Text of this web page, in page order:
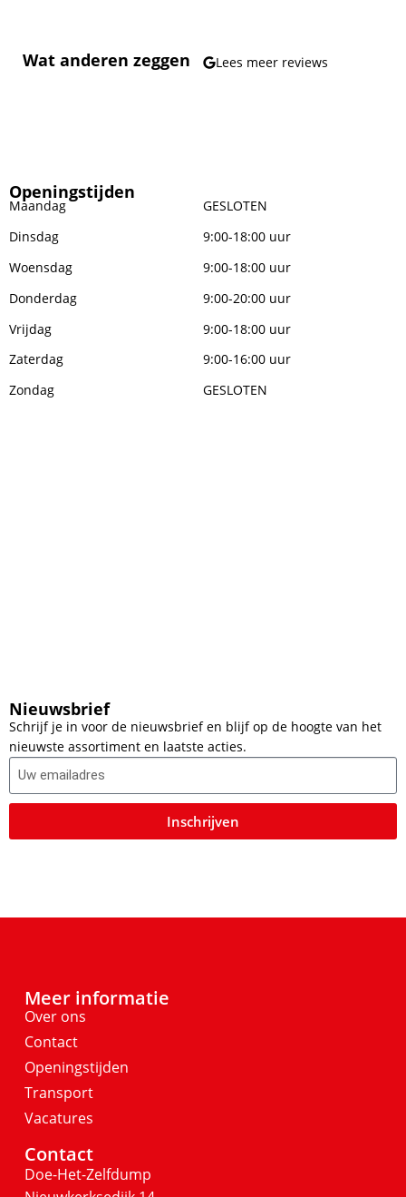
Wat anderen zeggen Lees meer reviews
Openingstijden
Maandag
GESLOTEN
Dinsdag
9:00-18:00 uur
Woensdag
9:00-18:00 uur
Donderdag
9:00-20:00 uur
Vrijdag
9:00-18:00 uur
Zaterdag
9:00-16:00 uur
Zondag
GESLOTEN
Nieuwsbrief
Schrijf je in voor de nieuwsbrief en blijf op de hoogte van het
nieuwste assortiment en laatste acties.
Inschrijven
Meer informatie
Over ons
Contact
Openingstijden
Transport
Vacatures
Contact
Doe-Het-Zelfdump